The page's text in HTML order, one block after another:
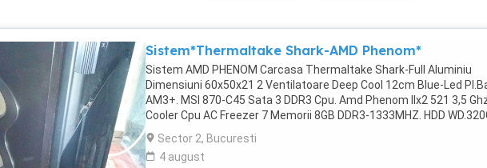
Sistem*Thermaltake Shark-AMD Phenom*
Sistem AMD PHENOM Carcasa Thermaltake Shark-Full Aluminiu
Dimensiuni 60x50x21 2 Ventilatoare Deep Cool 12cm Blue-Led
AM3+. MSI 870-C45 Sata 3 DDR3 Cpu. Amd Phenom IIx2 521 3,5
Cooler Cpu AC Freezer 7 Memorii 8GB DDR3-1333MHZ. HDD
SATA.2 HDD.WD.500GB-SATA.2 Pl.Video. Sapphire HD 7700 Vapor-X
128Biti GDDR5. GPU-1100Mhz. Dvd Rw Asus Sata.2 Sursa 600W.
Operare Win.8.1Pro(Activat) Avast Antivirus Free si Anti Malware
Sector 2, Bucuresti
4 august